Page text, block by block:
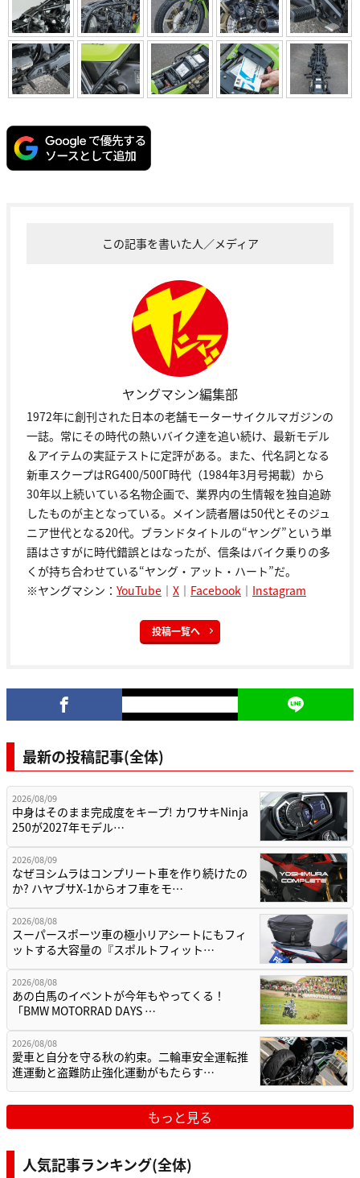
この記事を書いた人／メディア
ヤングマシン編集部
1972年に創刊された日本の老舗モーターサイクルマガジンの
一誌。常にその時代の熱いバイク達を追い続け、最新モデル
＆アイテムの実証テストに定評がある。また、代名詞となる
新車スクープはRG400/500Γ時代（1984年3月号掲載）から
30年以上続いている名物企画で、業界内の生情報を独自追跡
したものが主となっている。メイン読者層は50代とそのジュ
ニア世代となる20代。ブランドタイトルの“ヤング”という単
語はさすがに時代錯誤とはなったが、信条はバイク乗りの多
くが持ち合わせている“ヤング・アット・ハート”だ。
※ヤングマシン： YouTube ｜ X ｜ Facebook ｜ Instagram
投稿一覧へ
最新の投稿記事(全体)
2026/08/09
中身はそのまま完成度をキープ! カワサキNinja
250が2027年モデル…
2026/08/09
なぜヨシムラはコンプリート車を作り続けたの
か? ハヤブサX-1からオフ車をモ…
2026/08/08
スーパースポーツ車の極小リアシートにもフィ
ットする大容量の『スポルトフィット…
2026/08/08
あの白馬のイベントが今年もやってくる！
「BMW MOTORRAD DAYS …
2026/08/08
愛車と自分を守る秋の約束。二輪車安全運転推
進運動と盗難防止強化運動がもたらす…
もっと見る
人気記事ランキング(全体)